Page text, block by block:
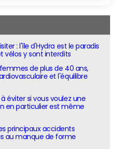
: l'île d'Hydra est le paradis
vélos y sont interdits
femmes de plus de 40 ans,
et l'équilibre
éviter si vous voulez une
en particulier est même
principaux accidents
au manque de forme